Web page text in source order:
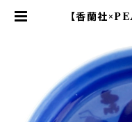
【香蘭社
店 公